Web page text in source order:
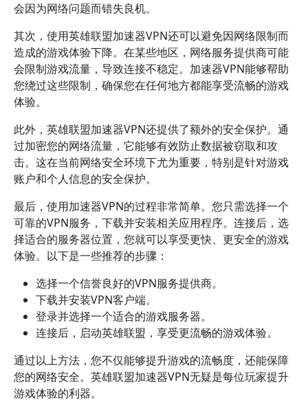
会因为网络问题而错失良机。
其次，使用英雄联盟加速器VPN还可以避免因网络限制而
造成的游戏体验下降。在某些地区，网络服务提供商可能
会限制游戏流量，导致连接不稳定。加速器VPN能够帮助
您绕过这些限制，确保您在任何地方都能享受流畅的游戏
体验。
此外，英雄联盟加速器VPN还提供了额外的安全保护。通
过加密您的网络流量，它能够有效防止数据被窃取和攻
击。这在当前网络安全环境下尤为重要，特别是针对游戏
账户和个人信息的安全保护。
最后，使用加速器VPN的过程非常简单。您只需选择一个
可靠的VPN服务，下载并安装相关应用程序。连接后，选
择适合的服务器位置，您就可以享受更快、更安全的游戏
体验。以下是一些推荐的步骤：
选择一个信誉良好的VPN服务提供商。
下载并安装VPN客户端。
登录并选择一个适合的游戏服务器。
连接后，启动英雄联盟，享受更流畅的游戏体验。
通过以上方法，您不仅能够提升游戏的流畅度，还能保障
您的网络安全。英雄联盟加速器VPN无疑是每位玩家提升
游戏体验的利器。